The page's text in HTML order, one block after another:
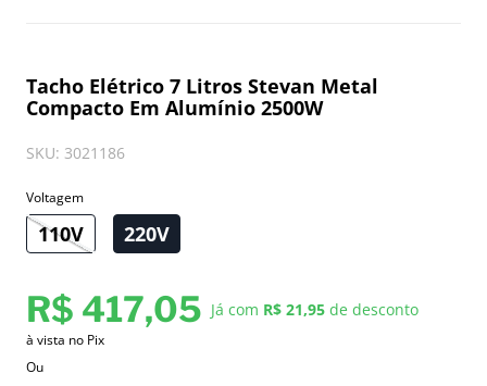
Tacho Elétrico 7 Litros Stevan Metal
Compacto Em Alumínio 2500W
SKU: 3021186
Voltagem
110V 220V
R$ 417,05 Já com R$ 21,95 de desconto
à vista no Pix
Ou